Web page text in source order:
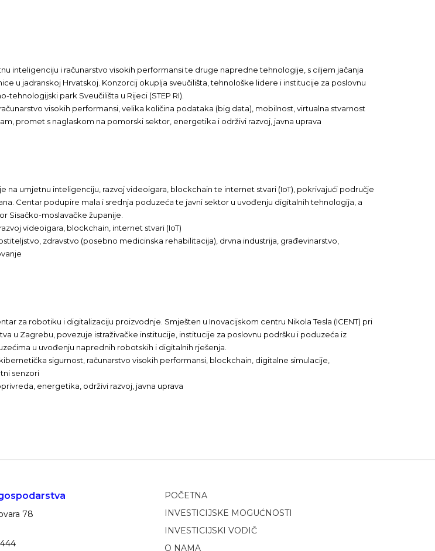
inteligenciju i računarstvo visokih performansi te druge napredne tehnologije, s ciljem jačanja
u jadranskoj Hrvatskoj. Konzorcij okuplja sveučilišta, tehnološke lidere i institucije za poslovnu
tehnologijski park Sveučilišta u Rijeci (STEP RI).
visokih performansi, velika količina podataka (big data), mobilnost, virtualna stvarnost
promet s naglaskom na pomorski sektor, energetika i održivi razvoj, javna uprava
je na umjetnu inteligenciju, razvoj videoigara, blockchain te internet stvari (IoT), pokrivajući područje
Centar podupire mala i srednja poduzeća te javni sektor u uvođenju digitalnih tehnologija, a
Sisačko-moslavačke županije.
videoigara, blockchain, internet stvari (IoT)
zdravstvo (posebno medicinska rehabilitacija), drvna industrija, građevinarstvo,
za robotiku i digitalizaciju proizvodnje. Smješten u Inovacijskom centru Nikola Tesla (ICENT) pri
u Zagrebu, povezuje istraživačke institucije, institucije za poslovnu podršku i poduzeća iz
u uvođenju naprednih robotskih i digitalnih rješenja.
sigurnost, računarstvo visokih performansi, blockchain, digitalne simulacije,
senzori
energetika, održivi razvoj, javna uprava
78
POČETNA
INVESTICIJSKE MOGUĆNOSTI
INVESTICIJSKI VODIČ
O NAMA